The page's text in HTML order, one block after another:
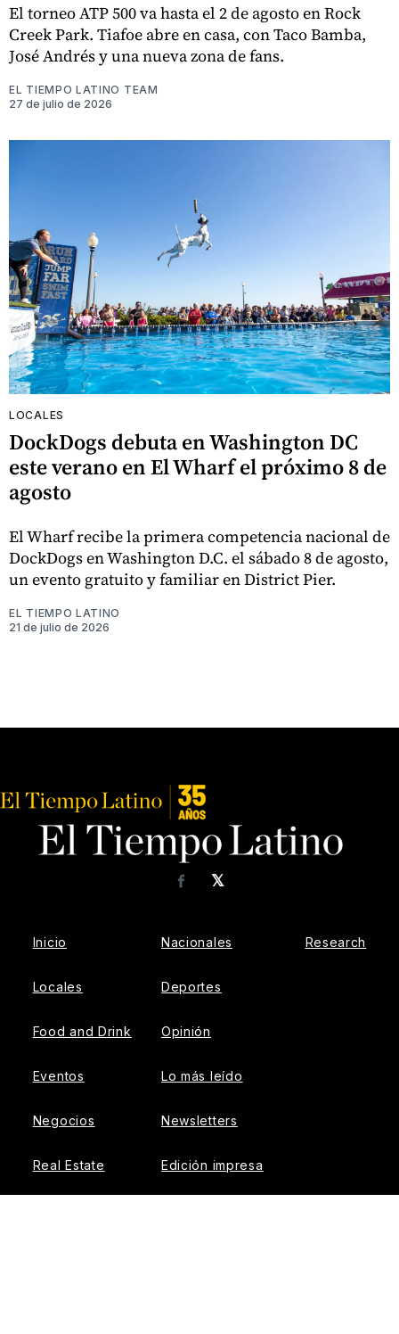
El torneo ATP 500 va hasta el 2 de agosto en Rock
Creek Park. Tiafoe abre en casa, con Taco Bamba,
José Andrés y una nueva zona de fans.
EL TIEMPO LATINO TEAM
27 de julio de 2026
LOCALES
DockDogs debuta en Washington DC
este verano en El Wharf el próximo 8 de
agosto
El Wharf recibe la primera competencia nacional de
DockDogs en Washington D.C. el sábado 8 de agosto,
un evento gratuito y familiar en District Pier.
EL TIEMPO LATINO
21 de julio de 2026
𝕏
Facebook
Inicio
Locales
Food and Drink
Eventos
Negocios
Real Estate
Nacionales
Deportes
Opinión
Lo más leído
Newsletters
Edición impresa
Research